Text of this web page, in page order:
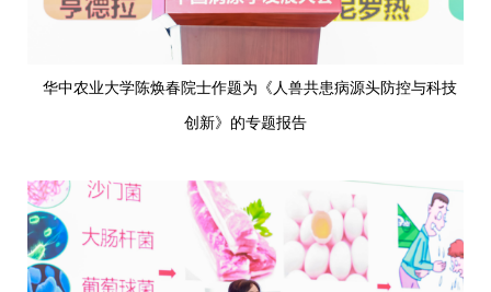
华中农业大学陈焕春院士作题为《人兽共患病源头防控与科技
创新》的专题报告